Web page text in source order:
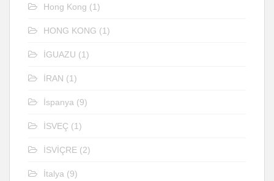
Hong Kong (1)
HONG KONG (1)
İGUAZU (1)
İRAN (1)
İspanya (9)
İSVEÇ (1)
İSVİÇRE (2)
İtalya (9)